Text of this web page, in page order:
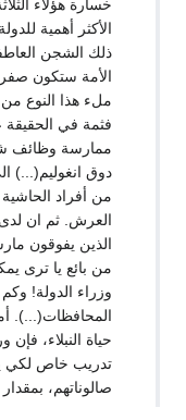
خسارة هؤلاء
الأكثر أهمية
ذلك الشجن
الأمة ستكون
ملء هذا النوع
فثمة في الحقيقة
ممارسة وظائف
دوق انغوليم(...)
من أفراد
العرش. ثم ان
الذين يفوقون
من بائع يا ترى
وزراء الدولة!
المحافظات(...).
حياة النبلاء،
تدريب خاص لكي
صالوناتهم،